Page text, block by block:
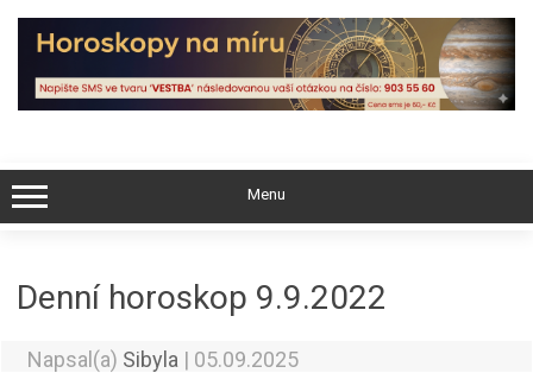
Skip
content
Menu
Denní horoskop 9.9.2022
Napsal(a) Sibyla | 05.09.2025